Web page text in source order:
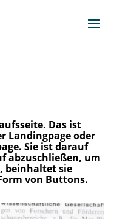
Das ist
Landingpage oder
Sie ist darauf
abzuschließen, um
beinhaltet sie
von Buttons.